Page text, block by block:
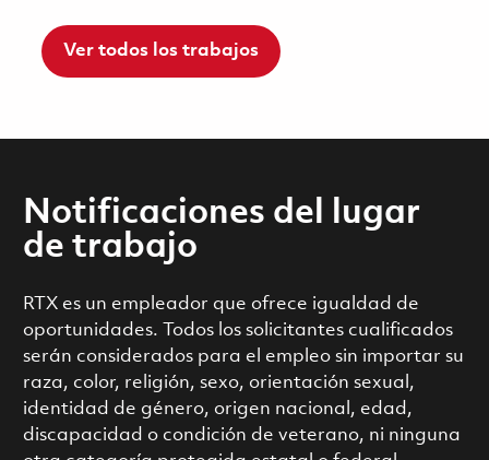
Ver todos los trabajos
Notificaciones del lugar
de trabajo
RTX es un empleador que ofrece igualdad de
oportunidades. Todos los solicitantes cualificados
serán considerados para el empleo sin importar su
raza, color, religión, sexo, orientación sexual,
identidad de género, origen nacional, edad,
discapacidad o condición de veterano, ni ninguna